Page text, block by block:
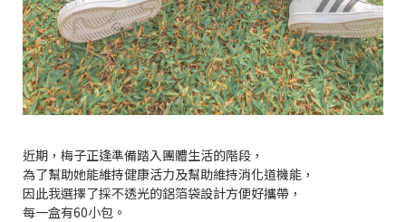
近期，梅子正逢準備踏入團體生活的階段，
為了幫助她能維持健康活力及幫助維持消化道機能，
因此我選擇了採不透光的鋁箔袋設計方便好攜帶，
每一盒有60小包。